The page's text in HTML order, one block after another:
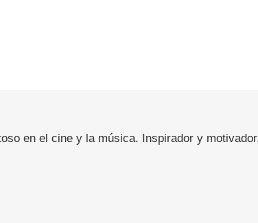
en el cine y la música. Inspirador y